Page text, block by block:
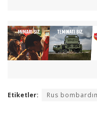
Etiketler: Rus